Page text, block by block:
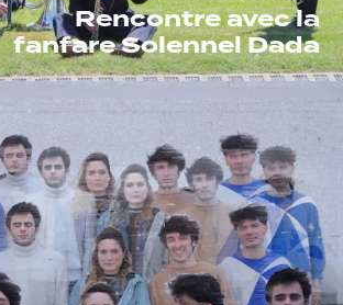
Rencontre avec la
fanfare Solennel Dada